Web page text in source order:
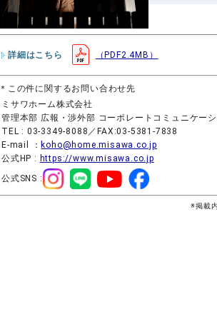
詳細はこちら （PDF2.4MB）
＊この件に関するお問い合わせ先
ミサワホーム株式会社
管理本部 広報・渉外部 コーポレートコミュニケー
TEL : 03-3349-8088／FAX:03-5381-7838
E-mail ： koho@home.misawa.co.jp
公式HP : https://www.misawa.co.jp
公式SNS :
※掲載